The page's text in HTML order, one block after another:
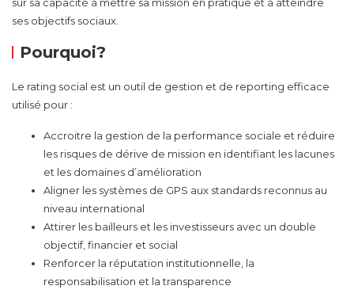
ses objectifs sociaux.
Pourquoi?
Le rating social est un outil de gestion et de reporting efficace
utilisé pour :
Accroitre la gestion de la performance sociale et réduire
les risques de dérive de mission en identifiant les lacunes
et les domaines d’amélioration
Aligner les systèmes de GPS aux standards reconnus au
niveau international
Attirer les bailleurs et les investisseurs avec un double
objectif, financier et social
Renforcer la réputation institutionnelle, la
responsabilisation et la transparence